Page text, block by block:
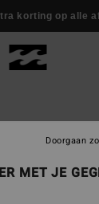
korting op alle
MET JE
Doorgaan